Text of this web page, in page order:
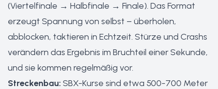
(Viertelfinale → Halbfinale → Finale). Das Format
erzeugt Spannung von selbst – überholen,
abblocken, taktieren in Echtzeit. Stürze und Crashs
verändern das Ergebnis im Bruchteil einer Sekunde,
und sie kommen regelmäßig vor.
Streckenbau: SBX-Kurse sind etwa 500-700 Meter